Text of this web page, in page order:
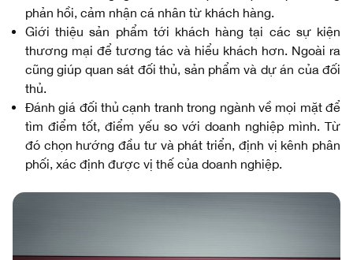
phản hồi, cảm nhận cá nhân từ khách hàng.
Giới thiệu sản phẩm tới khách hàng tại các sự kiện
thương mại để tương tác và hiểu khách hơn. Ngoài ra
cũng giúp quan sát đối thủ, sản phẩm và dự án của đối
thủ.
Đánh giá đối thủ cạnh tranh trong ngành về mọi mặt để
tìm điểm tốt, điểm yếu so với doanh nghiệp mình. Từ
đó chọn hướng đầu tư và phát triển, định vị kênh phân
phối, xác định được vị thế của doanh nghiệp.